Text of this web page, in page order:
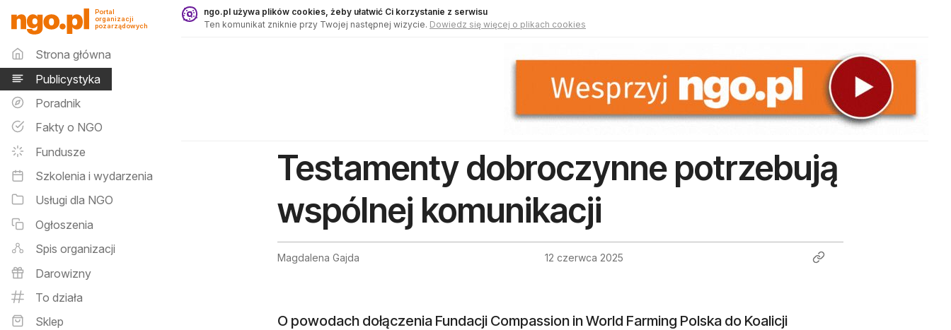
Publicystyka - ngo.pl
Portal
organizacji
pozarządowych
Menu główne
Strona główna
Publicystyka
Poradnik
Fakty o NGO
Fundusze
Szkolenia i wydarzenia
Usługi dla NGO
Ogłoszenia
Spis organizacji
Darowizny
To działa
Sklep
ngo.pl używa plików cookies, żeby ułatwić Ci korzystanie z serwisu
Ten komunikat zniknie przy Twojej następnej wizycie. Dowiedz się więcej o plikach cookies
Testamenty dobroczynne potrzebują
wspólnej komunikacji
Magdalena Gajda 12 czerwca 2025
O powodach dołączenia Fundacji Compassion in World Farming Polska do Koalicji